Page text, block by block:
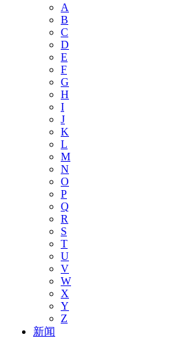
A
B
C
D
E
F
G
H
I
J
K
L
M
N
O
P
Q
R
S
T
U
V
W
X
Y
Z
新闻